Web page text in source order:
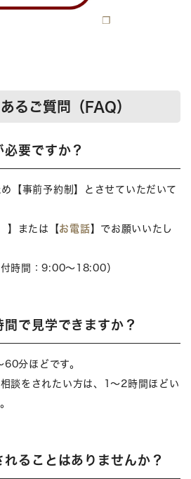
るご質問（FAQ）
要ですか？
【事前予約制】とさせていただいて
】または【お電話】でお願いいたし
時間：9:00～18:00）
で見学できますか？
分ほどです。
談をされたい方は、1～2時間ほどい
ることはありませんか？